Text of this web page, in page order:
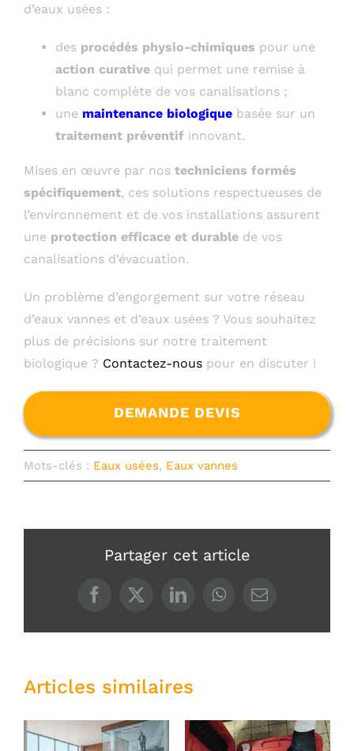
d’eaux usées :
des procédés physio-chimiques pour une
action curative qui permet une remise à
blanc complète de vos canalisations ;
une maintenance biologique basée sur un
traitement préventif innovant.
Mises en œuvre par nos techniciens formés
spécifiquement, ces solutions respectueuses de
l’environnement et de vos installations assurent
une protection efficace et durable de vos
canalisations d’évacuation.
Un problème d’engorgement sur votre réseau
d’eaux vannes et d’eaux usées ? Vous souhaitez
plus de précisions sur notre traitement
biologique ? Contactez-nous pour en discuter !
DEMANDE DEVIS
Mots-clés : Eaux usées, Eaux vannes
Partager cet article
Articles similaires